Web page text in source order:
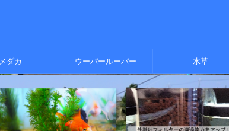
メダカ ウーパールーパー 水草